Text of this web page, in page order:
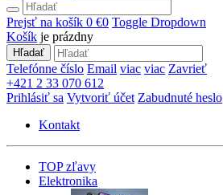
Prejsť na košík 0 €0 Toggle Dropdown
Košík je prázdny
Hľadať
Telefónne číslo Email viac viac Zavrieť
+421 2 33 070 612
Prihlásiť sa Vytvoriť účet Zabudnuté heslo
Kontakt
TOP zľavy
Elektronika